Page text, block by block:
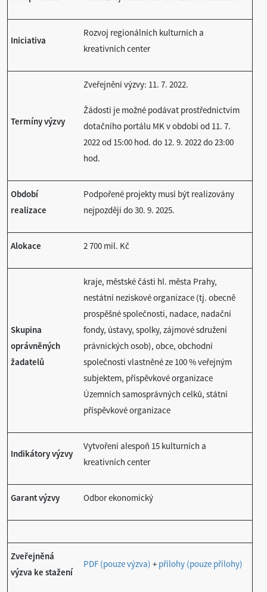
Iniciativa
Rozvoj regionálních kulturních a
kreativních center
Termíny výzvy
Zveřejnění výzvy: 11. 7. 2022.
Žádosti je možné podávat prostřednictvím
dotačního portálu MK v období od 11. 7.
2022 od 15:00 hod. do 12. 9. 2022 do 23:00
hod.
Období
realizace
Podpořené projekty musí být realizovány
nejpozději do 30. 9. 2025.
Alokace 2 700 mil. Kč
Skupina
oprávněných
žadatelů
kraje, městské části hl. města Prahy,
nestátní neziskové organizace (tj. obecně
prospěšné společnosti, nadace, nadační
fondy, ústavy, spolky, zájmové sdružení
právnických osob), obce, obchodní
společnosti vlastněné ze 100 % veřejným
subjektem, příspěvkové organizace
Územních samosprávných celků, státní
příspěvkové organizace
Indikátory výzvy
Vytvoření alespoň 15 kulturních a
kreativních center
Garant výzvy Odbor ekonomický
Zveřejněná
výzva ke stažení
PDF (pouze výzva) + přílohy (pouze přílohy)